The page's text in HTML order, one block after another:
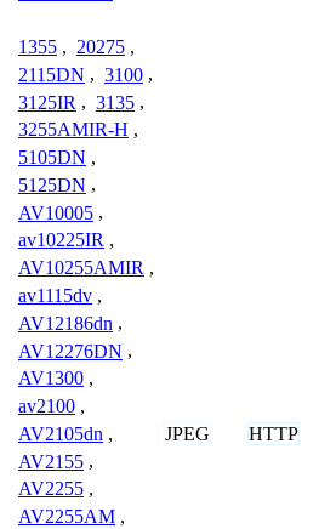
1355 , 20275 ,
2115DN , 3100 ,
3125IR , 3135 ,
3255AMIR-H ,
5105DN ,
5125DN ,
AV10005 ,
av10225IR ,
AV10255AMIR ,
av1115dv ,
AV12186dn ,
AV12276DN ,
AV1300 ,
av2100 ,
AV2105dn ,
AV2155 ,
AV2255 ,
AV2255AM ,
JPEG HTTP